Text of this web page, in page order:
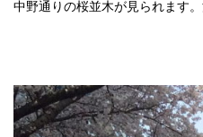
中野通りの桜並木が見られます